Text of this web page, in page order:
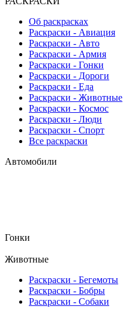
Об раскрасках
Раскраски - Авиация
Раскраски - Авто
Раскраски - Армия
Раскраски - Гонки
Раскраски - Дороги
Раскраски - Еда
Раскраски - Животныe
Раскраски - Космос
Раскраски - Люди
Раскраски - Спорт
Все раскраски
Автомобили
Гонки
Животные
Раскраски - Бегемоты
Раскраски - Бобры
Раскраски - Собаки